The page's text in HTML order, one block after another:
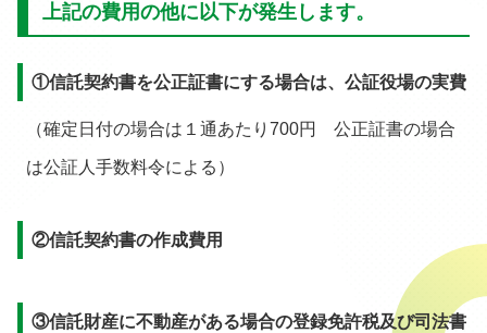
上記の費用の他に以下が発生します。
①信託契約書を公正証書にする場合は、公証役場の実費
（確定日付の場合は１通あたり700円 公正証書の場合
は公証人手数料令による）
②信託契約書の作成費用
③信託財産に不動産がある場合の登録免許税及び司法書